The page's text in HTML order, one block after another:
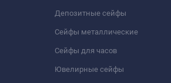
Депозитные сейфы
Сейфы металлические
Сейфы для часов
Ювелирные сейфы